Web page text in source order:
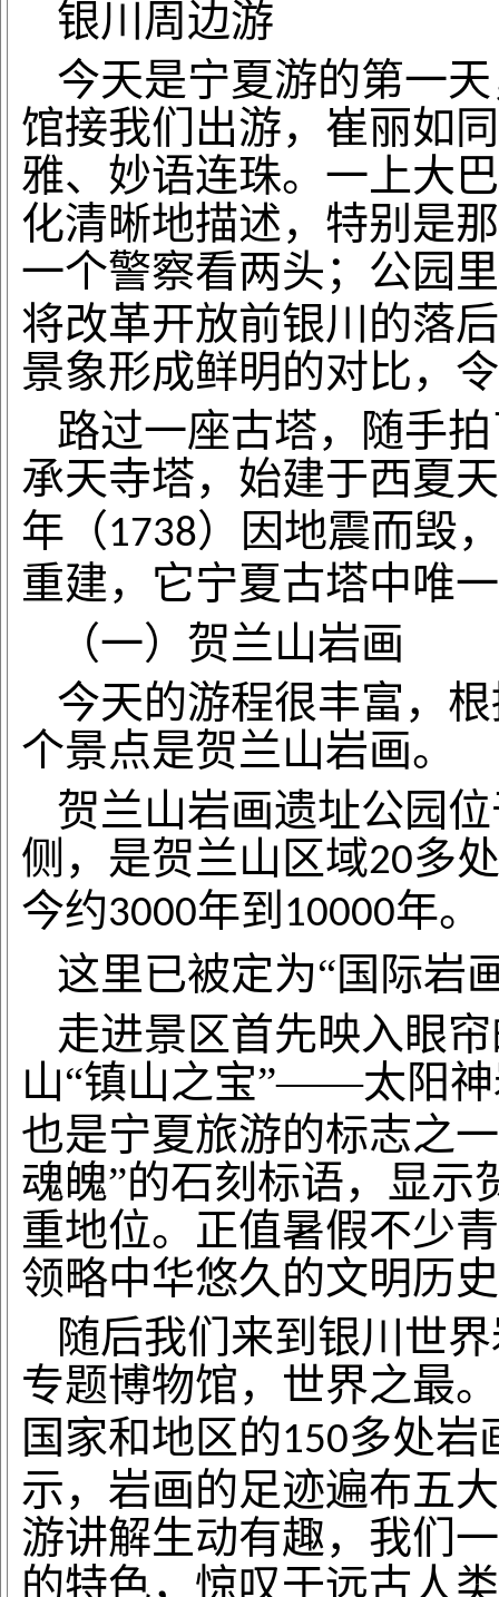
银川周边游
今天是宁夏游的第一
馆接我们出游，崔丽如
雅、妙语连珠。一上大
化清晰地描述，特别是
一个警察看两头；公园
将改革开放前银川的落
景象形成鲜明的对比，
路过一座古塔，随手
承天寺塔，始建于西夏
年（1738）因地震而毁
重建，它宁夏古塔中唯
（一）贺兰山岩画
今天的游程很丰富，
个景点是贺兰山岩画。
贺兰山岩画遗址公园
侧，是贺兰山区域20多
今约3000年到 10000年。
这里已被定为“国际岩
走进景区首先映入眼
山“镇山之宝”——太阳
也是宁夏旅游的标志之
魂魄”的石刻标语，显示
重地位。正值暑假不少
领略中华悠久的文明历
随后我们来到银川世
专题博物馆，世界之最
国家和地区的150多处岩
示，岩画的足迹遍布五
游讲解生动有趣，我们
的特色，惊叹于远古人